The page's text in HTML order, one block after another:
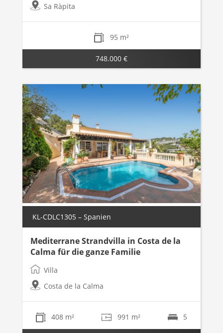
Sa Ràpita
95 m²
748.000 €
KL-CDLC1305 – Spanien
Mediterrane Strandvilla in Costa de la
Calma für die ganze Familie
Villa
Costa de la Calma
408 m² 991 m² 5